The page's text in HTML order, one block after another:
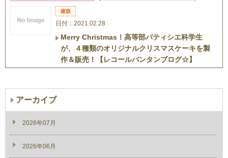
日付：2021.02.28
Merry Christmas！高等部パティシエ科学生
が、４種類のオリジナルクリスマスケーキを製
作＆販売！【レコールバンタンブログ☆】
アーカイブ
2026年07月
2026年06月